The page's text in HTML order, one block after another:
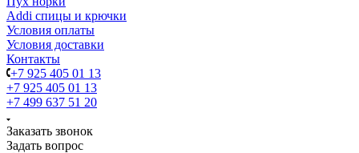
Addi спицы и крючки
Условия оплаты
Условия доставки
Контакты
+7 925 405 01 13
+7 925 405 01 13
+7 499 637 51 20
Заказать звонок
Задать вопрос